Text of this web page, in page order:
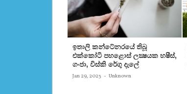
ඉතාලි කන්ටේනරයේ තිබූ
එක්‌කෝටි පහළොස්‌ ලක්‍ෂයක හෂීස්‌,
ගංජා, විස්‌කි රේගු දැලේ
Jan 29, 2023 - Unknown